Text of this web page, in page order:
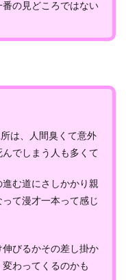
の見どころではない
は、人間臭くて意外
でしまう人も多くて
む道にさしかかり親
て漫才一本って感じ
びるかその差し掛か
わってくるのかも